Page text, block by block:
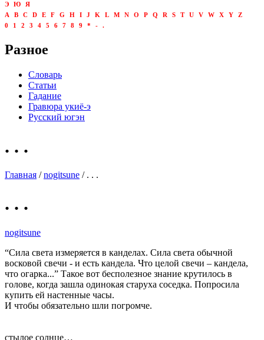
Э
Ю
Я
A
B C D E F G H I J K L M N O P Q R S T U V W X Y
Z
0
1 2 3 4 5 6 7 8 9 * - .
Разное
Словарь
Статьи
Гадание
Гравюра укиё-э
Русский югэн
. . .
Главная /nogitsune / . . .
. . .
nogitsune
“Сила света измеряется в канделах. Сила света обычной
восковой свечи - и есть кандела. Что целой свечи – кандела,
что огарка...” Такое вот бесполезное знание крутилось в
голове, когда зашла одинокая старуха соседка. Попросила
купить ей настенные часы.
И чтобы обязательно шли погромче.
стылое солнце…